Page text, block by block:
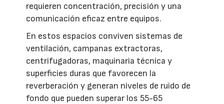
requieren concentración, precisión y una
comunicación eficaz entre equipos.
En estos espacios conviven sistemas de
ventilación, campanas extractoras,
centrifugadoras, maquinaria técnica y
superficies duras que favorecen la
reverberación y generan niveles de ruido de
fondo que pueden superar los 55-65